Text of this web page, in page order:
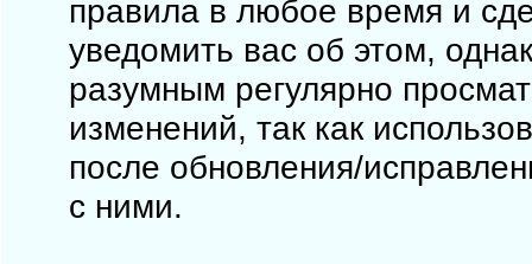
правила в любое время и
уведомить вас об этом,
разумным регулярно
изменений, так как
после обновления/
с ними.